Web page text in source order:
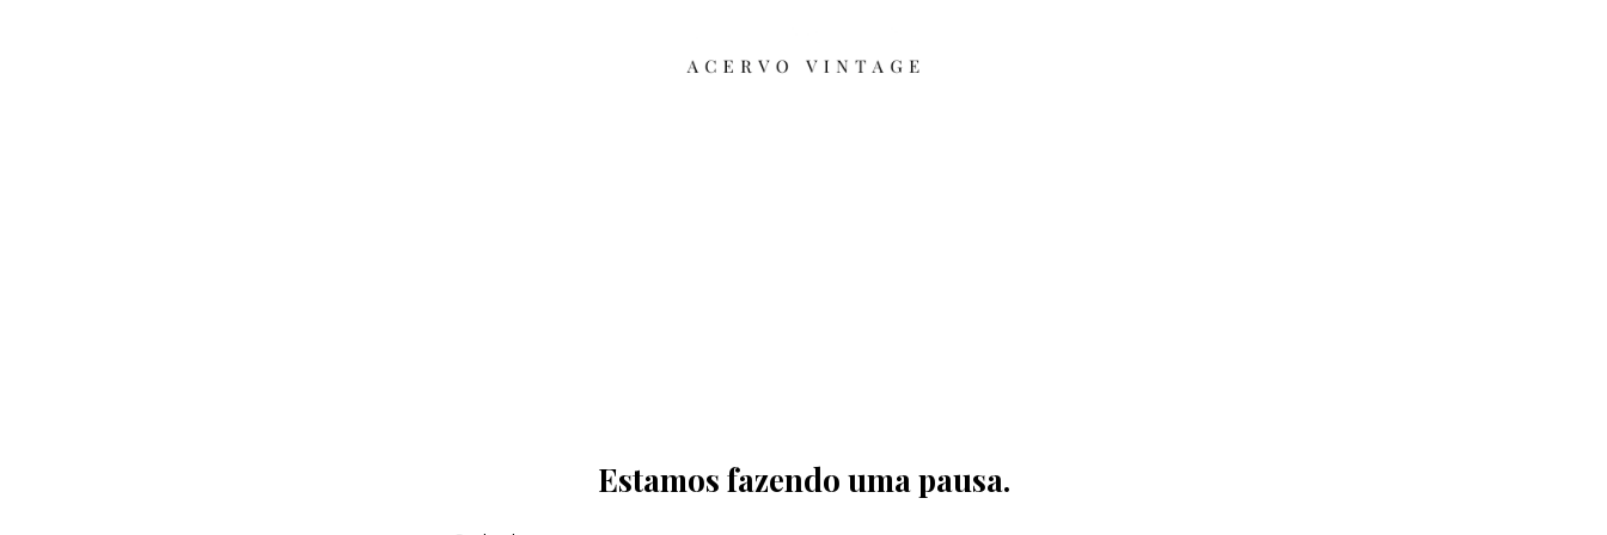
Estamos fazendo uma pausa.